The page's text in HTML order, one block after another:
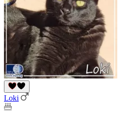
Loki